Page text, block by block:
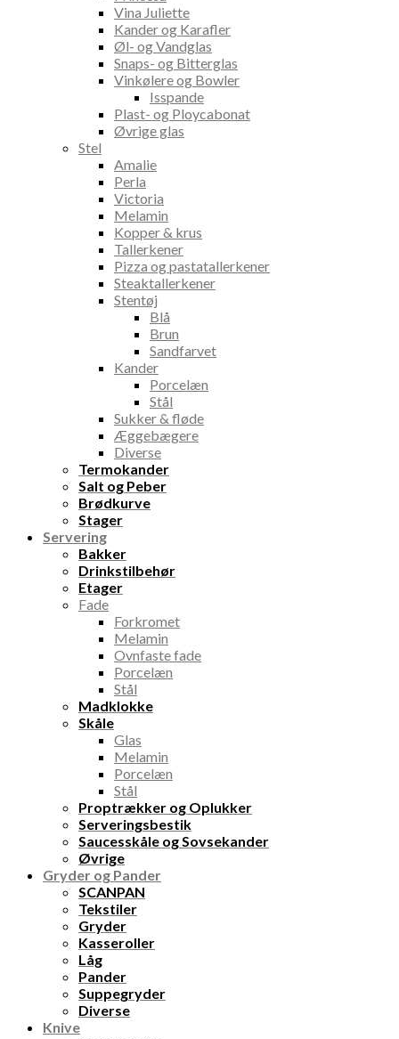
Vina Juliette
Kander og Karafler
Øl- og Vandglas
Snaps- og Bitterglas
Vinkølere og Bowler
Isspande
Plast- og Ploycabonat
Øvrige glas
Stel
Amalie
Perla
Victoria
Melamin
Kopper & krus
Tallerkener
Pizza og pastatallerkener
Steaktallerkener
Stentøj
Blå
Brun
Sandfarvet
Kander
Porcelæn
Stål
Sukker & fløde
Æggebægere
Diverse
Termokander
Salt og Peber
Brødkurve
Stager
Servering
Bakker
Drinkstilbehør
Etager
Fade
Forkromet
Melamin
Ovnfaste fade
Porcelæn
Stål
Madklokke
Skåle
Glas
Melamin
Porcelæn
Stål
Proptrækker og Oplukker
Serveringsbestik
Saucesskåle og Sovsekander
Øvrige
Gryder og Pander
SCANPAN
Tekstiler
Gryder
Kasseroller
Låg
Pander
Suppegryder
Diverse
Knive